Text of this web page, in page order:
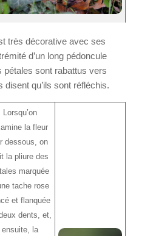
très décorative avec ses
d’un long pédoncule
pétales sont rabattus vers
disent qu’ils sont réfléchis.
Lorsqu’on
la fleur
dessous, on
la pliure des
marquée
tache rose
et flanquée
dents, et,
ensuite, la